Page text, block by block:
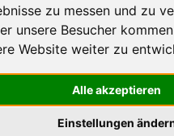
zu messen und zu
unsere Besucher
Website weiter zu
Alle akzeptieren
Einstellungen